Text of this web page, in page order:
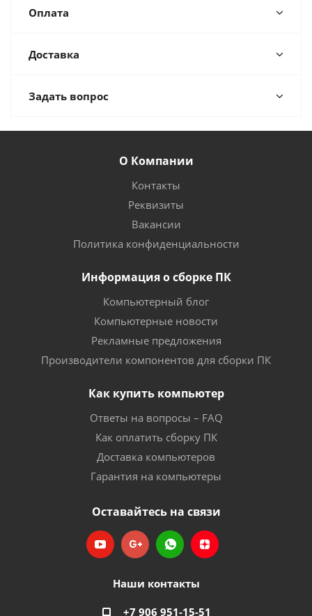
Оплата
Доставка
Задать вопрос
О Компании
Контакты
Реквизиты
Вакансии
Политика конфиденциальности
Информация о сборке ПК
Компьютерный блог
Компьютерные новости
Рекламные предложения
Производители компонентов для сборки ПК
Как купить компьютер
Ответы на вопросы – FAQ
Как оплатить сборку ПК
Доставка компьютеров
Гарантия на компьютеры
Оставайтесь на связи
Наши контакты
+7 906 951-15-51